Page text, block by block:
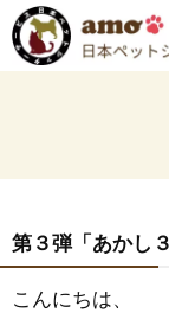
第３弾「あかし
こんにちは、